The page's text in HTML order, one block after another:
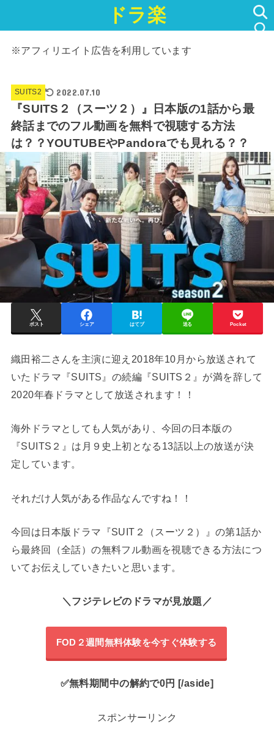
ドラ楽
※アフィリエイト広告を利用しています
SUITS2 2022.07.10
『SUITS２（スーツ２）』日本版の1話から最
終話までのフル動画を無料で視聴する方法
は？？YOUTUBEやPandoraでも見れる？？
ポスト シェア はてブ 送る Pocket
織田裕二さんを主演に迎え2018年10月から放送されて
いたドラマ『SUITS』の続編『SUITS２』が満を辞して
2020年春ドラマとして放送されます！！
海外ドラマとしても人気があり、今回の日本版の
『SUITS２』は月９史上初となる13話以上の放送が決
定しています。
それだけ人気がある作品なんですね！！
今回は日本版ドラマ『SUIT２（スーツ２）』の第1話か
ら最終回（全話）の無料フル動画を視聴できる方法につ
いてお伝えしていきたいと思います。
＼フジテレビのドラマが見放題／
FOD２週間無料体験を今すぐ体験する
✅無料期間中の解約で0円 [/aside]
スポンサーリンク